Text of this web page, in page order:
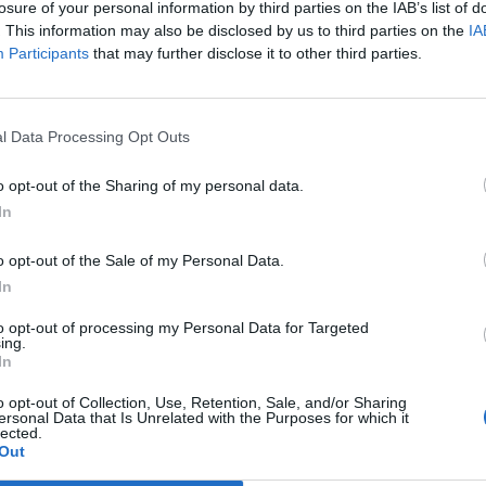
of your personal information by third parties on the IAB’s list of
This information may also be disclosed by us to third parties on the
Participants that may further disclose it to other third parties.
Data Processing Opt Outs
opt-out of the Sharing of my personal data.
opt-out of the Sale of my Personal Data.
opt-out of processing my Personal Data for Targeted
opt-out of Collection, Use, Retention, Sale, and/or Sharing
Data that Is Unrelated with the Purposes for which it
operaciónvalora el equipo en 8.500 millonesde
de euros). Se supera el récord de los Philadelphia
el 10% de su capital con una valoración
Edward DeBartolo compró la franquicia en 1977 por
y posteriormente pasó a manos de su hija
York. Recientemente la franquicia pasó a manos
el Leeds United, comprado en 2023.
es la unidad de estrategia e inteligencia de
plataforma de datos monitoriza en tiempo real el
de ACB y Primera FEB.
también contabiliza la asistencia a todos los
y música en España, así como más